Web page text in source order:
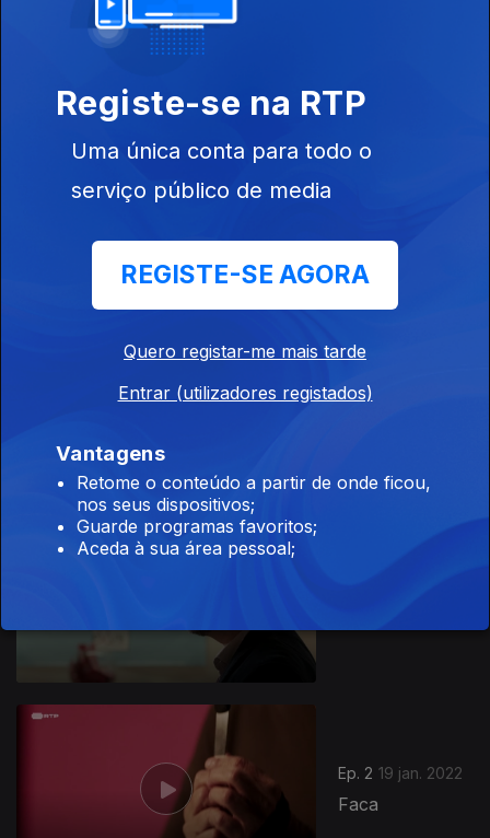
Ep. 4
Ep. 2 19 jan. 2022
Faca
591743
Registe-se na RTP
Uma única conta para todo o
serviço público de media
REGISTE-SE AGORA
Quero registar-me mais tarde
Entrar (utilizadores registados)
Vantagens
Retome o conteúdo a partir de onde ficou,
nos seus dispositivos;
Guarde programas favoritos;
Aceda à sua área pessoal;